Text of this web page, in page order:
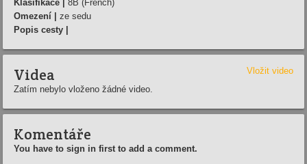
Klasifikace |
8B (French)
Omezení |
ze sedu
Popis cesty |
Videa
Vložit video
Zatím nebylo vloženo žádné video.
Komentáře
You have to sign in first to add a comment.